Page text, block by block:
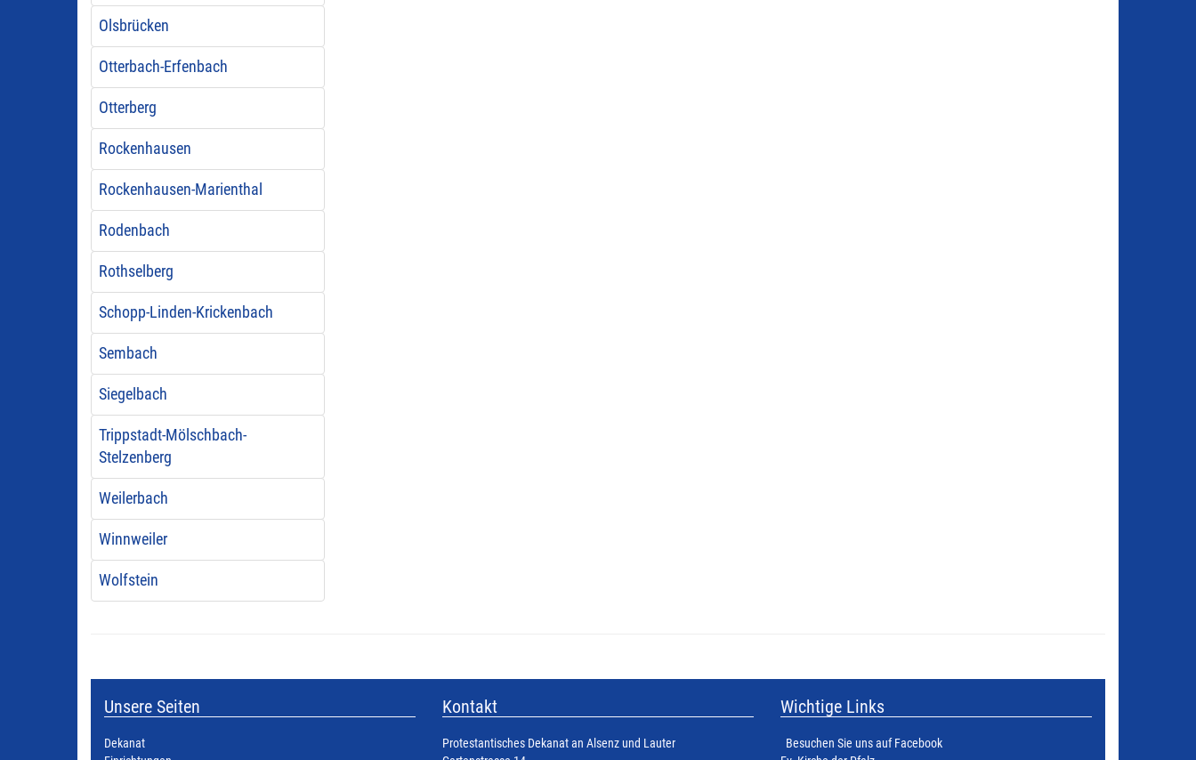
Olsbrücken
Otterbach-Erfenbach
Otterberg
Rockenhausen
Rockenhausen-Marienthal
Rodenbach
Rothselberg
Schopp-Linden-Krickenbach
Sembach
Siegelbach
Trippstadt-Mölschbach-
Stelzenberg
Weilerbach
Winnweiler
Wolfstein
Unsere Seiten
Dekanat
Kontakt
Protestantisches Dekanat an Alsenz und Lauter
Wichtige Links
Besuchen Sie uns auf Facebook